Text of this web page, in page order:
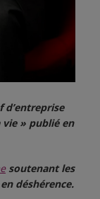
d’entreprise
» publié en
soutenant les
déshérence.